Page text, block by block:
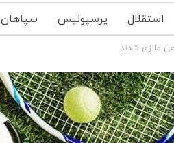
استقلال پرسپولیس سپاهان
مالزی شدند